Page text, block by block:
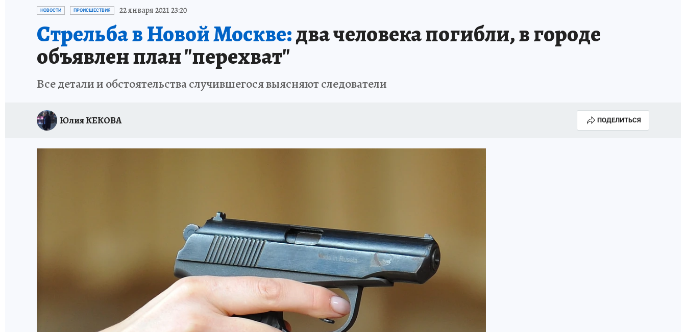
ИСПЫТАНО НА СЕБЕ
НОВОСТИ ПРОИСШЕСТВИЯ 22 января 2021 23:20
Стрельба в Новой Москве:два человека погибли, в городе
объявлен план "перехват"
Все детали и обстоятельства случившегося выясняют следователи
Юлия КЕКОВА ПОДЕЛИТЬСЯ